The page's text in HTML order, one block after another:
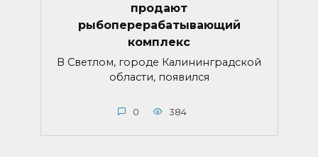
продают
рыбоперерабатывающий
комплекс
В Светлом, городе Калининградской
области, появился
0 384